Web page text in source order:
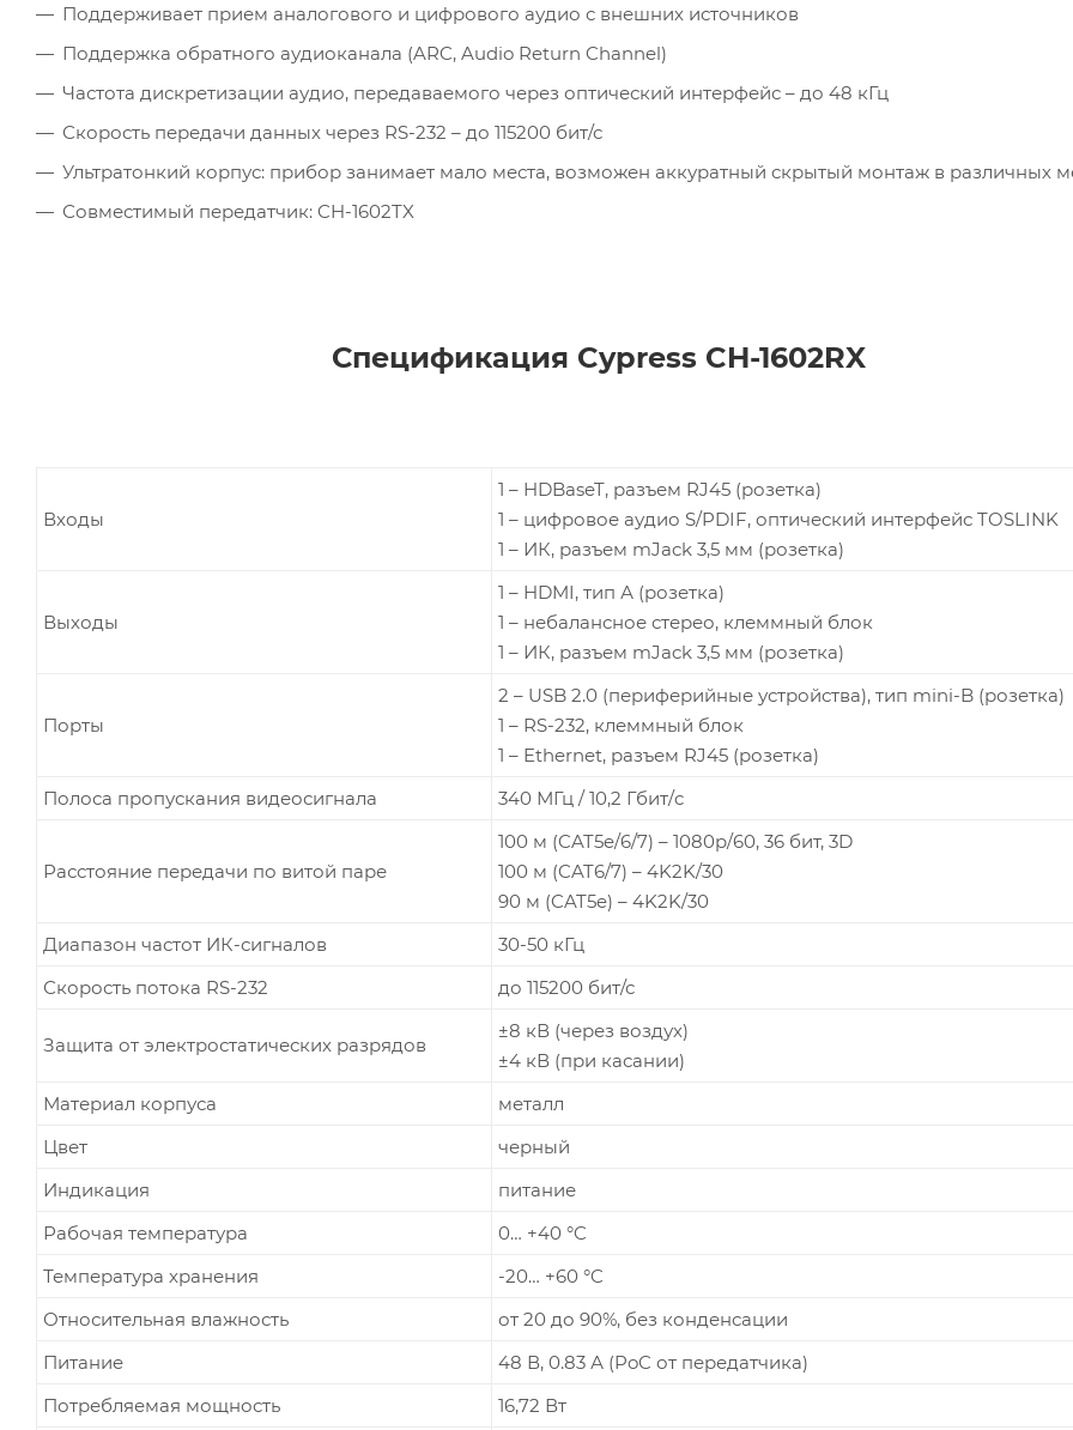
Поддерживает прием аналогового и цифрового аудио с внешних источников
Поддержка обратного аудиоканала (ARC, Audio Return Channel)
Частота дискретизации аудио, передаваемого через оптический интерфейс – до 48 кГц
Скорость передачи данных через RS-232 – до 115200 бит/с
Ультратонкий корпус: прибор занимает мало места, возможен аккуратный скрытый монтаж в различных
Совместимый передатчик: CH-1602TX
Спецификация Cypress CH-1602RX
Входы
1 – HDBaseT, разъем RJ45 (розетка)
1 – цифровое аудио S/PDIF, оптический интерфейс TOSLINK
1 – ИК, разъем mJack 3,5 мм (розетка)
Выходы
1 – HDMI, тип А (розетка)
1 – небалансное стерео, клеммный блок
1 – ИК, разъем mJack 3,5 мм (розетка)
Порты
2 – USB 2.0 (периферийные устройства), тип mini-B (розетка)
1 – RS-232, клеммный блок
1 – Ethernet, разъем RJ45 (розетка)
Полоса пропускания видеосигнала
340 МГц / 10,2 Гбит/c
Расстояние передачи по витой паре
100 м (CAT5e/6/7) – 1080p/60, 36 бит, 3D
100 м (CAT6/7) – 4K2K/30
90 м (CAT5e) – 4K2K/30
Диапазон частот ИК-сигналов
30-50 кГц
Скорость потока RS-232
до 115200 бит/с
Защита от электростатических разрядов
±8 кВ (через воздух)
±4 кВ (при касании)
Материал корпуса
металл
Цвет
черный
Индикация
питание
Рабочая температура
0… +40 °C
Температура хранения
-20… +60 °C
Относительная влажность
от 20 до 90%, без конденсации
Питание
48 В, 0.83 А (PoC от передатчика)
Потребляемая мощность
16,72 Вт